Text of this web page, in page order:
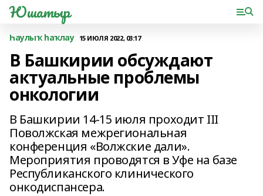
Юшатыр
Һаулыҡ һаҡлау 15 ИЮЛЯ 2022, 03:17
В Башкирии обсуждают
актуальные проблемы
онкологии
В Башкирии 14-15 июля проходит III
Поволжская межрегиональная
конференция «Волжские дали».
Мероприятия проводятся в Уфе на базе
Республиканского клинического
онкодиспансера.